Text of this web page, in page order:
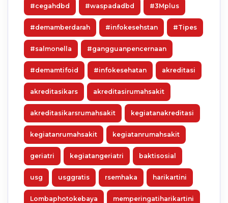
#cegahdbd #waspadadbd #3Mplus
#demamberdarah #infokesehstan #Tipes
#salmonella #gangguanpencernaan
#demamtifoid #infokesehatan akreditasi
akreditasikars akreditasirumahsakit
akreditasikarsrumahsakit kegiatanakreditasi
kegiatanrumahsakit kegiatanrumahsakit
geriatri kegiatangeriatri baktisosial
usg usggratis rsemhaka harikartini
Lombaphotokebaya memperingatiharikartini